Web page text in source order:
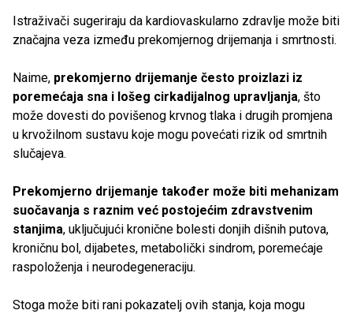
Istraživači sugeriraju da kardiovaskularno zdravlje može biti
značajna veza između prekomjernog drijemanja i smrtnosti.
Naime, prekomjerno drijemanje često proizlazi iz
poremećaja sna i lošeg cirkadijalnog upravljanja, što
može dovesti do povišenog krvnog tlaka i drugih promjena
u krvožilnom sustavu koje mogu povećati rizik od smrtnih
slučajeva.
Prekomjerno drijemanje također može biti mehanizam
suočavanja s raznim već postojećim zdravstvenim
stanjima, uključujući kronične bolesti donjih dišnih putova,
kroničnu bol, dijabetes, metabolički sindrom, poremećaje
raspoloženja i neurodegeneraciju.
Stoga može biti rani pokazatelj ovih stanja, koja mogu